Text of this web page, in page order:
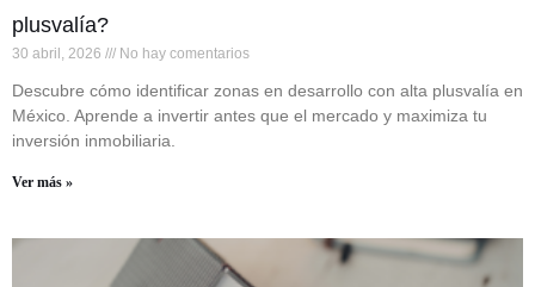
plusvalía?
30 abril, 2026 No hay comentarios
Descubre cómo identificar zonas en desarrollo con alta plusvalía en
México. Aprende a invertir antes que el mercado y maximiza tu
inversión inmobiliaria.
Ver más »